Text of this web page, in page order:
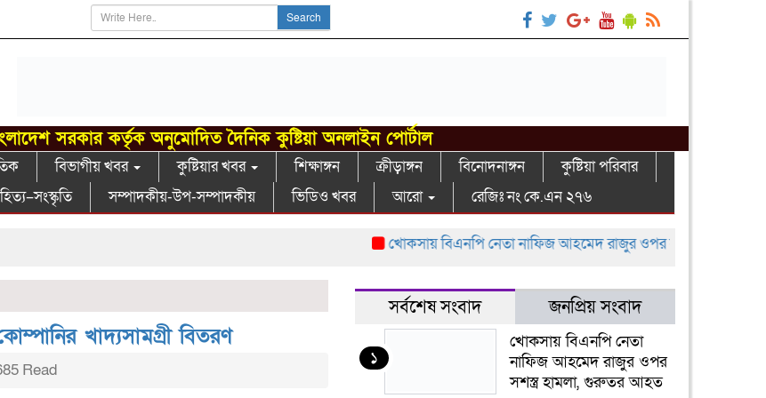
Search
সরকার কর্তৃক অনুমোদিত দৈনিক কুষ্টিয়া অনলাইন পোর্টাল
বিভাগীয় খবর কুষ্টিয়ার খবর শিক্ষাঙ্গন ক্রীড়াঙ্গন বিনোদনাঙ্গন
কুষ্টিয়া পরিবার
সম্পাদকীয়-উপ-সম্পাদকীয় ভিডিও খবর আরো রেজিঃ নং কে.এন ২৭৬
খোকসায় বিএনপি নেতা নাফিজ আহমেদ রাজুর ওপর সশস্ত্র হামলা, গুরুতর
খাদ্যসামগ্রী বিতরণ
Read
সর্বশেষ সংবাদ জনপ্রিয় সংবাদ
১
খোকসায় বিএনপি নেতা
নাফিজ আহমেদ রাজুর ওপর
সশস্ত্র হামলা, গুরুতর আহত